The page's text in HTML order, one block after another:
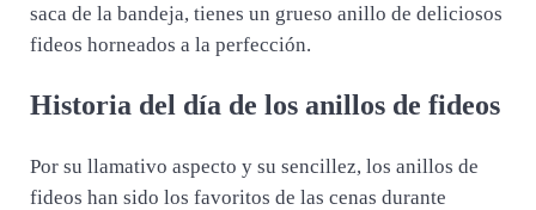
saca de la bandeja, tienes un grueso anillo de deliciosos
fideos horneados a la perfección.
Historia del día de los anillos de fideos
Por su llamativo aspecto y su sencillez, los anillos de
fideos han sido los favoritos de las cenas durante